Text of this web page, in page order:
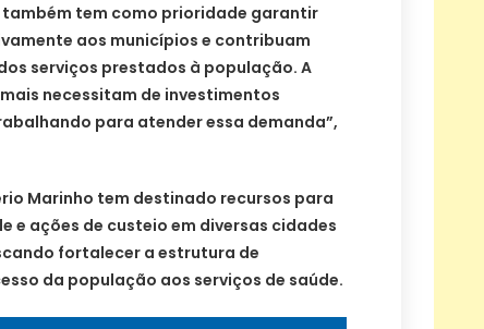
também tem como prioridade garantir
aos municípios e contribuam
serviços prestados à população. A
necessitam de investimentos
para atender essa demanda”,
Marinho tem destinado recursos para
e ações de custeio em diversas cidades
fortalecer a estrutura de
da população aos serviços de saúde.